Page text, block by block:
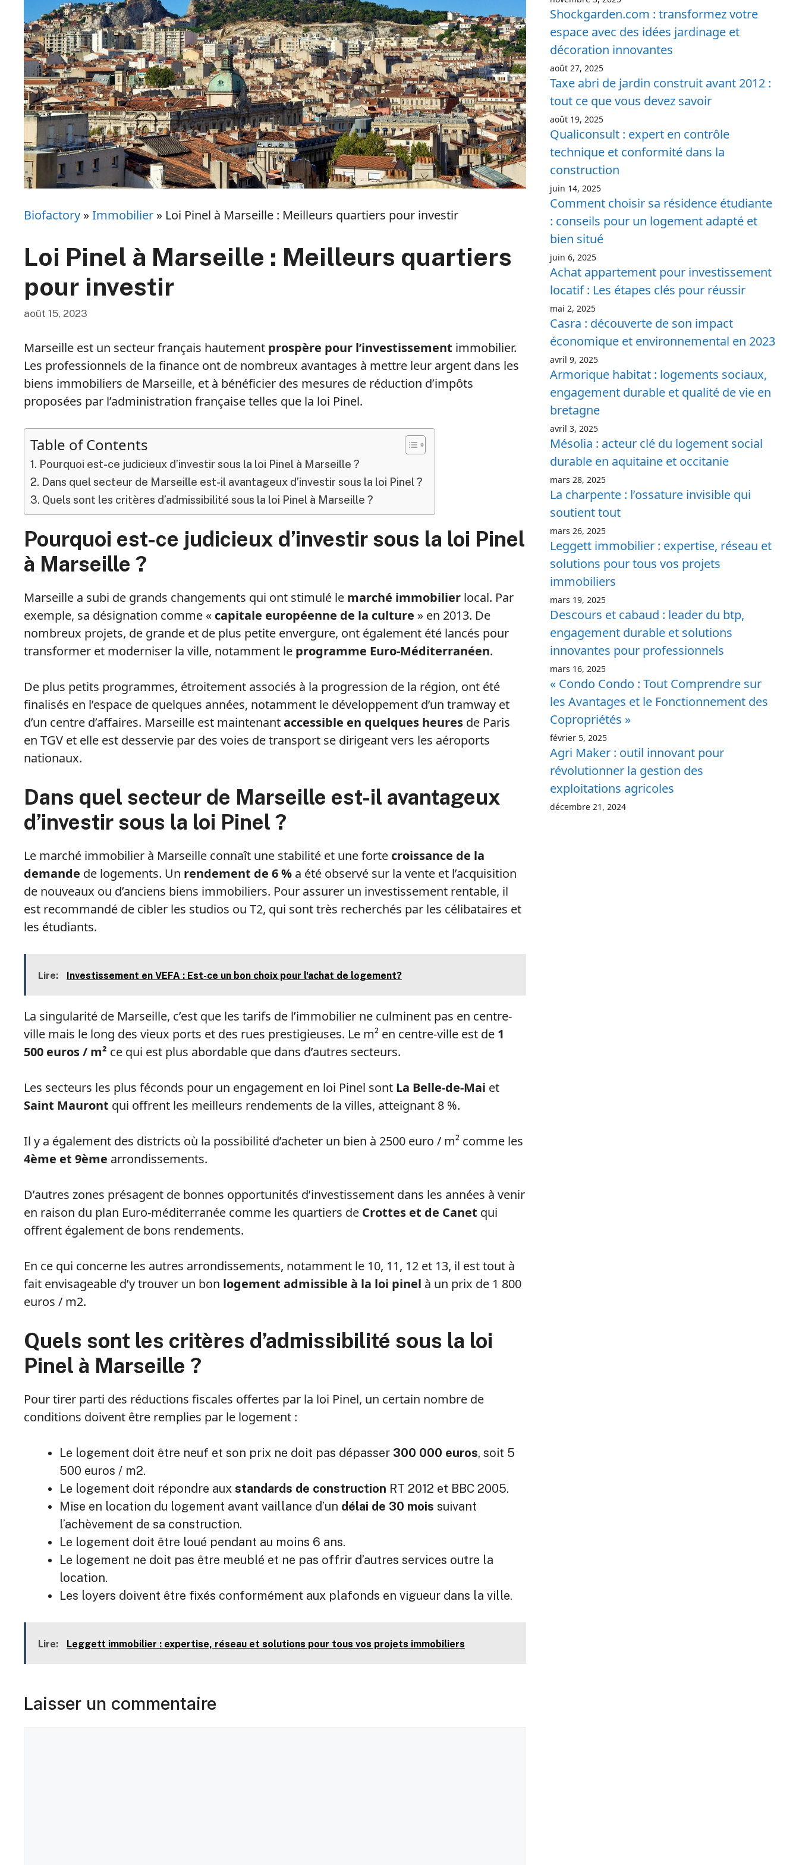
Biofactory »Immobilier » Loi Pinel à Marseille : Meilleurs quartiers pour investir
Loi Pinel à Marseille : Meilleurs quartiers
pour investir
août 15, 2023
Marseille est un secteur français hautement prospère pour l’investissement immobilier.
Les professionnels de la finance ont de nombreux avantages à mettre leur argent dans les
biens immobiliers de Marseille, et à bénéficier des mesures de réduction d’impôts
proposées par l’administration française telles que la loi Pinel.
Table of Contents
Pourquoi est-ce judicieux d’investir sous la loi Pinel à Marseille ?
Dans quel secteur de Marseille est-il avantageux d’investir sous la loi Pinel ?
Quels sont les critères d’admissibilité sous la loi Pinel à Marseille ?
Pourquoi est-ce judicieux d’investir sous la loi Pinel
à Marseille ?
Marseille a subi de grands changements qui ont stimulé le marché immobilier local. Par
exemple, sa désignation comme « capitale européenne de la culture » en 2013. De
nombreux projets, de grande et de plus petite envergure, ont également été lancés pour
transformer et moderniser la ville, notamment le programme Euro-Méditerranéen.
De plus petits programmes, étroitement associés à la progression de la région, ont été
finalisés en l’espace de quelques années, notamment le développement d’un tramway et
d’un centre d’affaires. Marseille est maintenantaccessible en quelques heures de Paris
en TGV et elle est desservie par des voies de transport se dirigeant vers les aéroports
nationaux.
Dans quel secteur de Marseille est-il avantageux
d’investir sous la loi Pinel ?
Le marché immobilier à Marseille connaît une stabilité et une forte croissance de la
demande de logements. Un rendement de 6 % a été observé sur la vente et l’acquisition
de nouveaux ou d’anciens biens immobiliers. Pour assurer un investissement rentable, il
est recommandé de cibler les studios ou T2, qui sont très recherchés par les célibataires et
les étudiants.
Lire: Investissement en VEFA : Est-ce un bon choix pour l'achat de logement?
La singularité de Marseille, c’est que les tarifs de l’immobilier ne culminent pas en centre-
ville mais le long des vieux ports et des rues prestigieuses. Le m² en centre-ville est de 1
500 euros / m² ce qui est plus abordable que dans d’autres secteurs.
Les secteurs les plus féconds pour un engagement en loi Pinel sont La Belle-de-Mai et
Saint Mauront qui offrent les meilleurs rendements de la villes, atteignant 8 %.
Il y a également des districts où la possibilité d’acheter un bien à 2500 euro / m² comme les
4ème et 9ème arrondissements.
D’autres zones présagent de bonnes opportunités d’investissement dans les années à venir
en raison du plan Euro-méditerranée comme les quartiers de Crottes et de Canet qui
offrent également de bons rendements.
En ce qui concerne les autres arrondissements, notamment le 10, 11, 12 et 13, il est tout à
fait envisageable d’y trouver un bon logement admissible à la loi pinel à un prix de 1 800
euros / m2.
Quels sont les critères d’admissibilité sous la loi
Pinel à Marseille ?
Pour tirer parti des réductions fiscales offertes par la loi Pinel, un certain nombre de
conditions doivent être remplies par le logement :
Le logement doit être neuf et son prix ne doit pas dépasser 300 000 euros, soit 5
500 euros / m2.
Le logement doit répondre aux standards de construction RT 2012 et BBC 2005.
Mise en location du logement avant vaillance d’un délai de 30 mois suivant
l’achèvement de sa construction.
Le logement doit être loué pendant au moins 6 ans.
Le logement ne doit pas être meublé et ne pas offrir d’autres services outre la
location.
Les loyers doivent être fixés conformément aux plafonds en vigueur dans la ville.
Lire: Leggett immobilier : expertise, réseau et solutions pour tous vos projets immobiliers
Laisser un commentaire
Shockgarden.com : transformez votre
espace avec des idées jardinage et
décoration innovantes
août 27, 2025
Taxe abri de jardin construit avant 2012 :
tout ce que vous devez savoir
août 19, 2025
Qualiconsult : expert en contrôle
technique et conformité dans la
construction
juin 14, 2025
Comment choisir sa résidence étudiante
: conseils pour un logement adapté et
bien situé
juin 6, 2025
Achat appartement pour investissement
locatif : Les étapes clés pour réussir
mai 2, 2025
Casra : découverte de son impact
économique et environnemental en 2023
avril 9, 2025
Armorique habitat : logements sociaux,
engagement durable et qualité de vie en
bretagne
avril 3, 2025
Mésolia : acteur clé du logement social
durable en aquitaine et occitanie
mars 28, 2025
La charpente : l’ossature invisible qui
soutient tout
mars 26, 2025
Leggett immobilier : expertise, réseau et
solutions pour tous vos projets
immobiliers
mars 19, 2025
Descours et cabaud : leader du btp,
engagement durable et solutions
innovantes pour professionnels
mars 16, 2025
« Condo Condo : Tout Comprendre sur
les Avantages et le Fonctionnement des
Copropriétés »
février 5, 2025
Agri Maker : outil innovant pour
révolutionner la gestion des
exploitations agricoles
décembre 21, 2024